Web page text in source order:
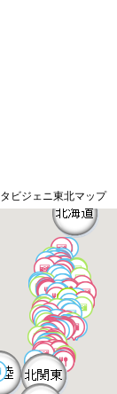
タビジェニ東北マップ